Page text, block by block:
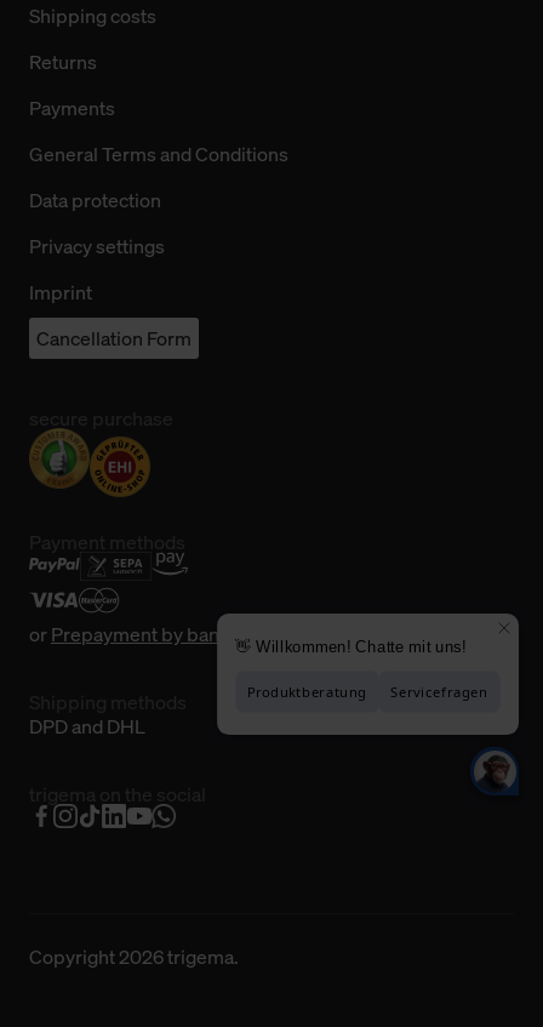
Shipping costs
Returns
Payments
General Terms and Conditions
Data protection
Privacy settings
Imprint
Cancellation Form
orPrepayment by bank transfer
DPD and DHL
Copyright 2026 trigema.